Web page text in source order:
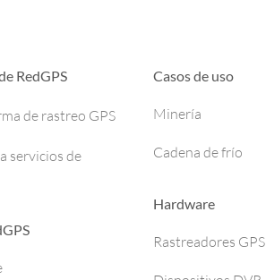
RedGPS
de rastreo GPS
servicios de
Casos de uso
Minería
Cadena de frío
Hardware
Rastreadores GPS